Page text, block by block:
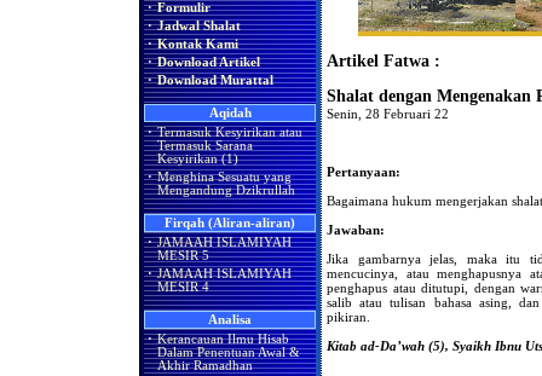
· Formulir
· Jadwal Shalat
· Kontak Kami
· Download Artikel
· Download Murattal
Aqidah
· Termasuk Kesyirikan atau
Termasuk Sarana
Kesyirikan (1)
· Menghina Sesuatu yang
Mengandung Dzikrullah
Firqah (Aliran-aliran)
· JAMAAH ISLAMIYAH
MESIR 5
· JAMAAH ISLAMIYAH
MESIR 4
Analisa
· Kerancauan Ilmu Hisab
Dalam Penentuan Awal &
Akhir Ramadhan
Artikel Fatwa :
Shalat dengan Mengenakan
Senin, 28 Februari 22
Pertanyaan:
Bagaimana hukum mengerjakan
Jawaban:
Jika gambarnya jelas, maka itu
mencucinya, atau menghapusnya
penghapus atau ditutupi, dengan
salib atau tulisan bahasa asing,
pikiran.
Kitab ad-Da’wah (5), Syaikh Ibnu